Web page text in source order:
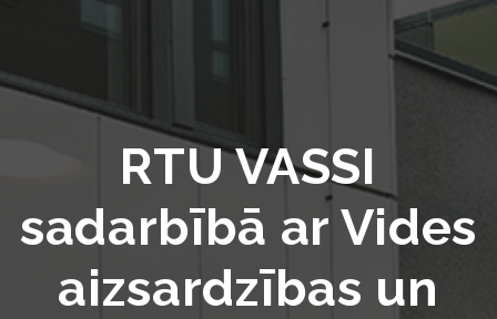
RTU VASSI
sadarbībā ar Vides
aizsardzības un